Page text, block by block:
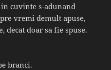
cuvinte s-adunand
vremi demult apuse,
decat doar sa fie spuse.
branci.